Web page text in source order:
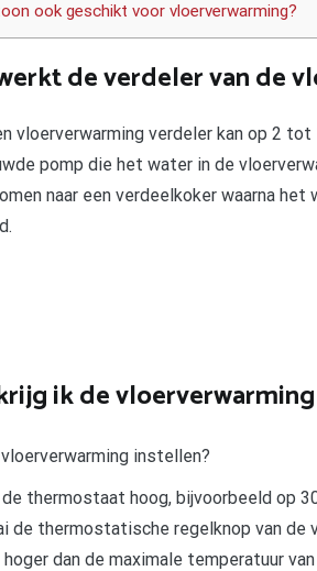
ook geschikt voor vloerverwarming?
de verdeler van de
vloerverwarming verdeler kan op 2
pomp die het water in de
naar een verdeelkoker waarna
ik de vloerverwarming
instellen?
thermostaat hoog, bijvoorbeeld op
de thermostatische regelknop van de
dan de maximale temperatuur van